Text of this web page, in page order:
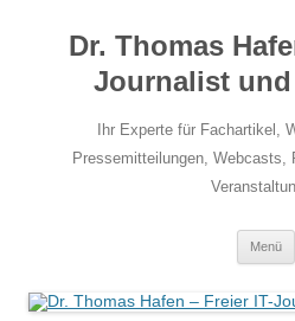
springenDr. Thomas
Journalist
Ihr Experte für Fachartikel,
Pressemitteilungen, Webcasts,
Menü